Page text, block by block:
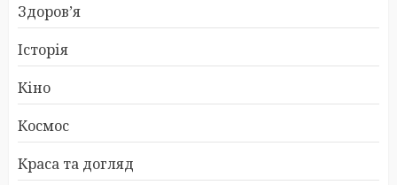
Здоров’я
Історія
Кіно
Космос
Краса та догляд